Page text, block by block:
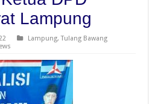
Lampung
Lampung,Tulang Bawang